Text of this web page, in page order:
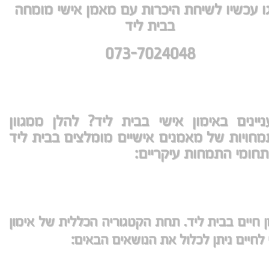
עכשיו לשיחת היכרות עם מאמן אישי מומחה
בבית ליד
073-7024048
באימון אישי בבית ליד? להלן ממגוון
של מאמנים אישיים מומלצים בבית ליד
התמחות עיקריים:
חיים בבית ליד. תחת הקטגוריה הכללית של אימון
לחיים ניתן לכלול את הנושאים הבאים: